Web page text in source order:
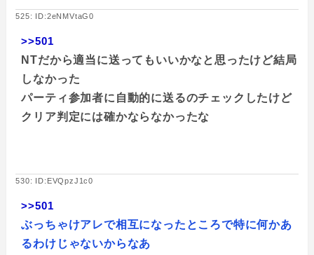
525: ID:2eNMVtaG0
>>501
NTだから適当に送ってもいいかなと思ったけど結局
しなかった
パーティ参加者に自動的に送るのチェックしたけど
クリア判定には確かならなかったな
530: ID:EVQpzJ1c0
>>501
ぶっちゃけアレで相互になったところで特に何かあ
るわけじゃないからなあ